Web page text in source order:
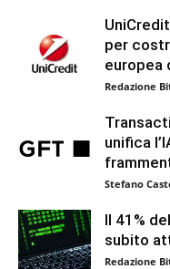
per
europea
Redazione
unifica
Stefano
Il 41%
subito
Redazione